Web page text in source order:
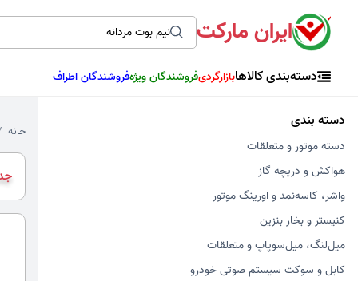
ایران مارکت
دسته‌بندی کالاهابازارگردیفروشندگان ویژهفروشندگان اطراف
دسته بندی
دسته موتور و متعلقات
هواکش و دریچه گاز
واشر، کاسه‌نمد و اورینگ موتور
کنیستر و بخار بنزین
میل‌لنگ، میل‌سوپاپ و متعلقات
کابل و سوکت سیستم صوتی خودرو
خانه